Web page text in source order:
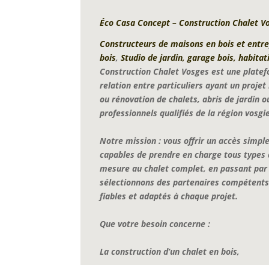
Éco Casa Concept – Construction Chalet
Constructeurs de maisons en bois et
bois,Studio de jardin, garage bois,
Construction Chalet Vosges est une
relation entre particuliers ayant un
ou rénovation de chalets, abris de jardin
professionnels qualifiés de la région
Notre mission : vous offrir un accès
capables de prendre en charge tous
mesure au chalet complet, en passant
sélectionnons des partenaires
fiables et adaptés à chaque projet.
Que votre besoin concerne :
La construction d’un chalet en bois,